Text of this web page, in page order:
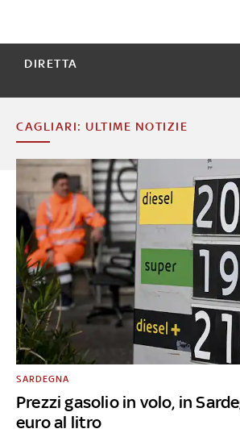
DIRETTA
CAGLIARI: ULTIME NOTIZIE
Prezzi gasolio in volo, in
euro al litro
SARDEGNA